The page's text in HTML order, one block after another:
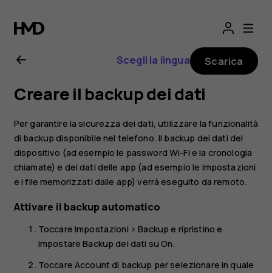
Manuale
d'uso
del
Nokia
2
Scegli la lingua Scarica
Creare il backup dei dati
Per garantire la sicurezza dei dati, utilizzare la funzionalità
di backup disponibile nel telefono. Il backup dei dati del
dispositivo (ad esempio le password Wi-Fi e la cronologia
chiamate) e dei dati delle app (ad esempio le impostazioni
e i file memorizzati dalle app) verrà eseguito da remoto.
Attivare il backup automatico
ToccareImpostazioni >Backup e ripristino e
impostareBackup dei dati suOn.
ToccareAccount di backup per selezionare in quale